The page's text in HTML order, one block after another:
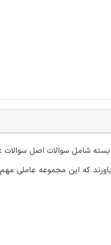
بسته شامل سوالات اصل
که این مجموعه عاملی